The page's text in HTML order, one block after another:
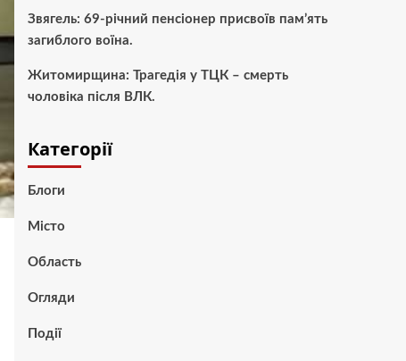
Звягель: 69-річний пенсіонер присвоїв пам’ять
загиблого воїна.
Житомирщина: Трагедія у ТЦК – смерть
чоловіка після ВЛК.
Категорії
Блоги
Місто
Область
Огляди
Події